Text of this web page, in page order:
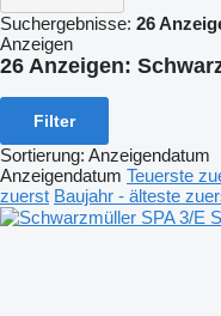
Suchergebnisse: 26
Anzeigen
26 Anzeigen:
Filter
Sortierung: Anzeigendatum
Anzeigendatum Teuerste
zuerst Baujahr - älteste